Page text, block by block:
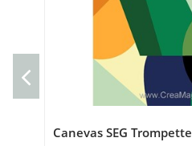
Canevas SEG Trompette